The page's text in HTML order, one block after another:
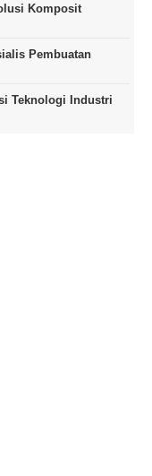
Komposit
Pembuatan
Teknologi Industri